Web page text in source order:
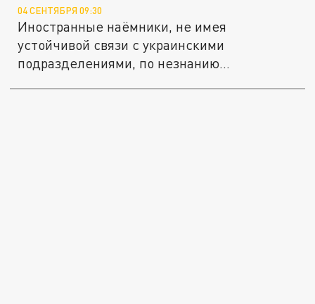
04 СЕНТЯБРЯ 09:30
Иностранные наёмники, не имея
устойчивой связи с украинскими
подразделениями, по незнанию